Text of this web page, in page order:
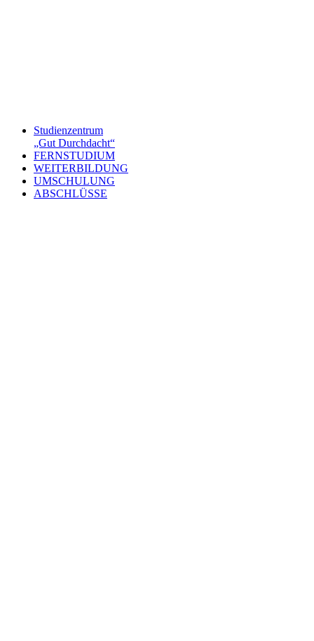
Studienzentrum
„Gut Durchdacht“
FERNSTUDIUM
WEITERBILDUNG
UMSCHULUNG
ABSCHLÜSSE